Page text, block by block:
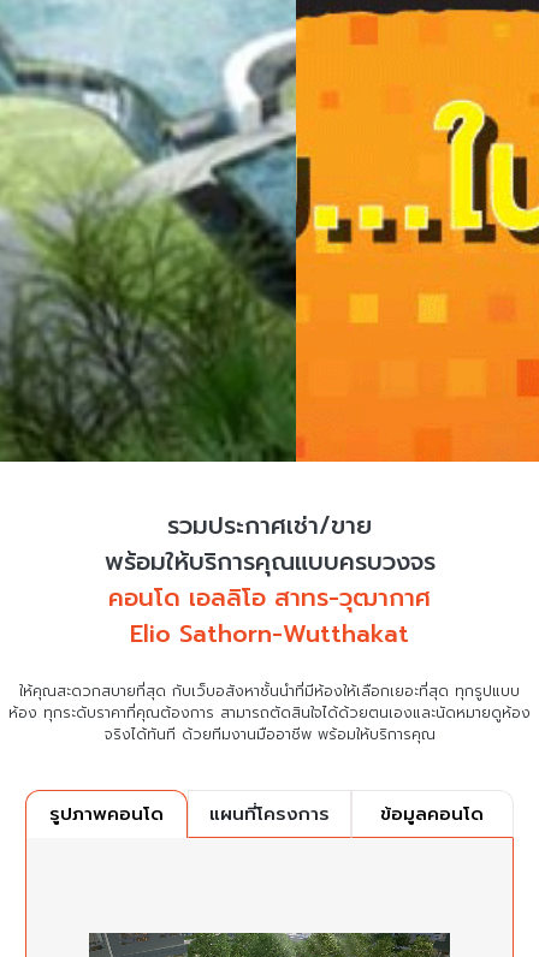
รวมประกาศเช่า/ขาย
พร้อมให้บริการคุณแบบครบวงจร
คอนโด เอลลิโอ สาทร-วุฒากาศ
Elio Sathorn-Wutthakat
ให้คุณสะดวกสบายที่สุด กับเว็บอสังหาชั้นนำที่มีห้องให้เลือกเยอะที่สุด ทุกรูปแบบ
ห้อง ทุกระดับราคาที่คุณต้องการ สามารถตัดสินใจได้ด้วยตนเองและนัดหมายดูห้อง
จริงได้ทันที ด้วยทีมงานมืออาชีพ พร้อมให้บริการคุณ
รูปภาพคอนโด แผนที่โครงการ ข้อมูลคอนโด